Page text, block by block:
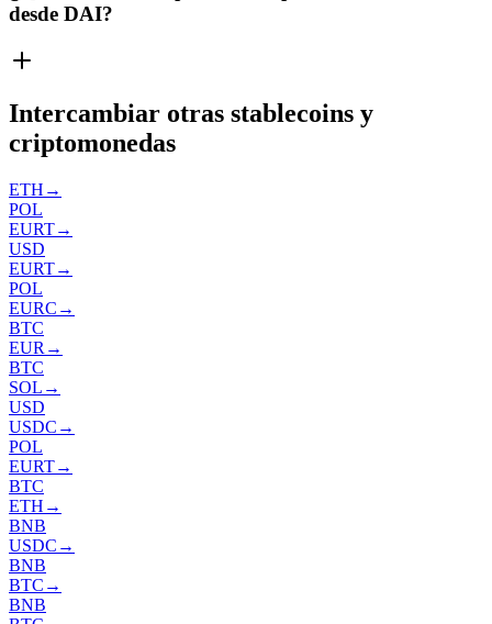
desde DAI?
Intercambiar otras stablecoins y
criptomonedas
ETH →
POL
EURT→
USD
EURT→
POL
EURC →
BTC
EUR →
BTC
SOL →
USD
USDC →
POL
EURT→
BTC
ETH →
BNB
USDC →
BNB
BTC →
BNB